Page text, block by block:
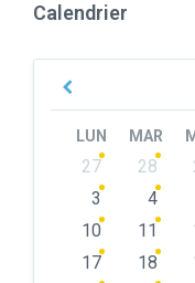
Calendrier
Previous
LUN MAR
Skip
calendar
27 28
3
4
10
11
17
18